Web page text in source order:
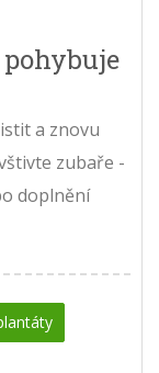
pohybuje
a znovu
zubaře -
doplnění